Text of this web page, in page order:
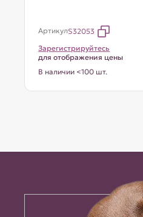
АртикулS32053
Зарегистрируйтесь
для отображения цены
В наличии <100 шт.